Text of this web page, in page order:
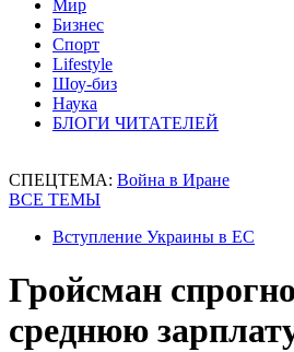
Мир
Бизнес
Спорт
Lifestyle
Шоу-биз
Наука
БЛОГИ ЧИТАТЕЛЕЙ
СПЕЦТЕМА: Война в Иране
ВСЕ ТЕМЫ
Вступление Украины в ЕС
Гройсман
среднюю